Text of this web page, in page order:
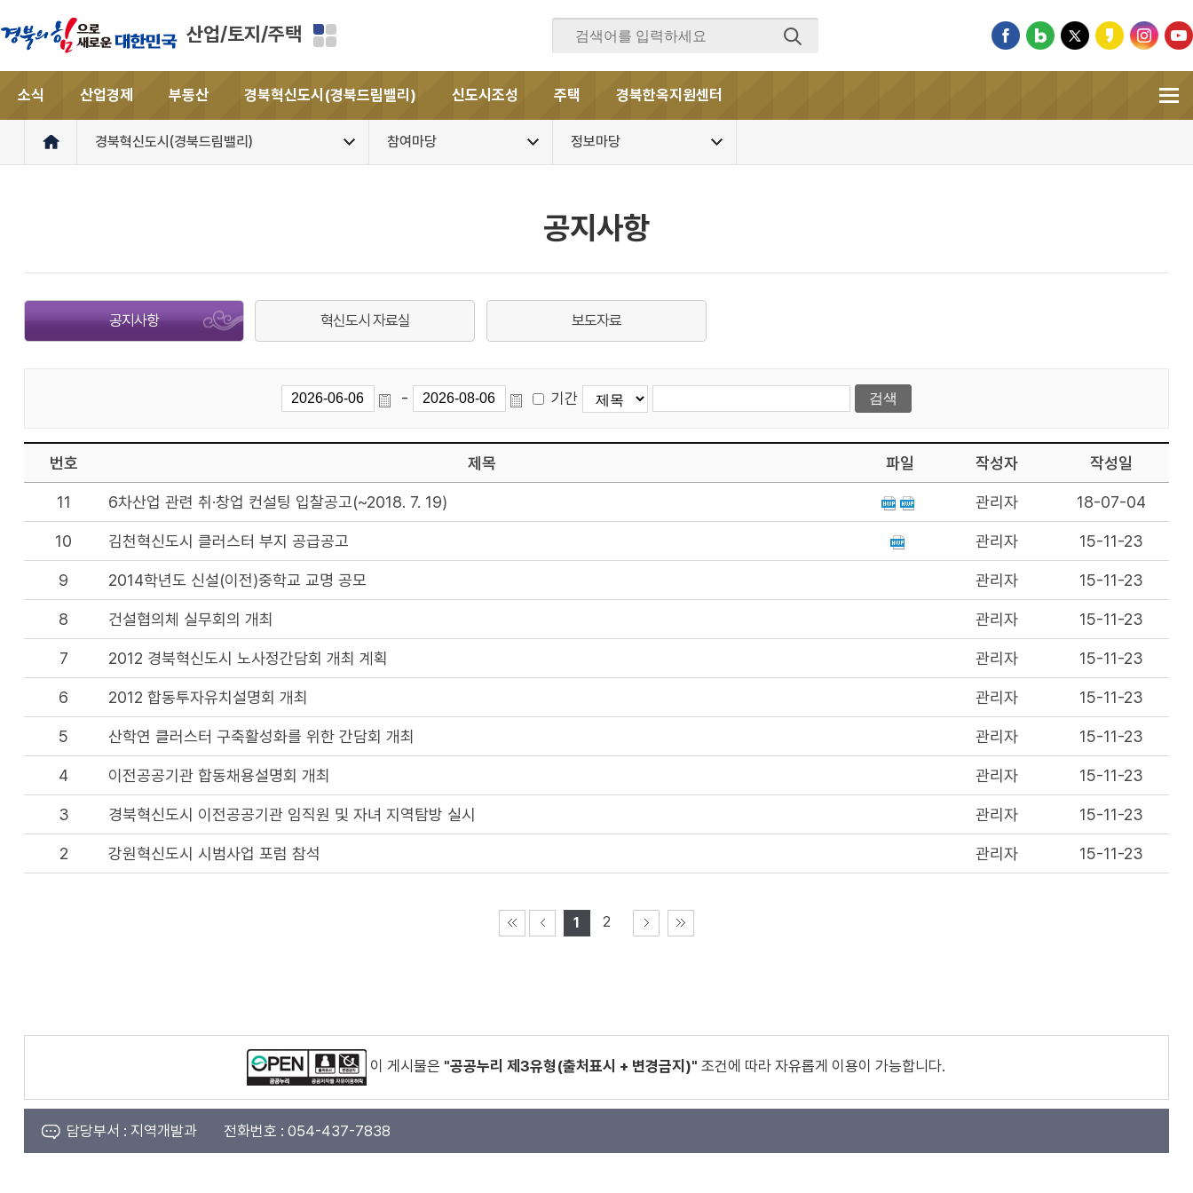
산업/토지/주택
소식 산업경제 부동산 경북혁신도시(경북드림밸리) 신도시조성 주택 경북한옥지원센터
경북혁신도시(경북드림밸리) 참여마당 정보마당
공지사항
공지사항 혁신도시 자료실 보도자료
- 기간
번호 제목 파일 작성자 작성일
11 6차산업 관련 취·창업 컨설팅 입찰공고(~2018. 7. 19) 관리자 18-07-04
10 김천혁신도시 클러스터 부지 공급공고 관리자 15-11-23
9 2014학년도 신설(이전)중학교 교명 공모 관리자 15-11-23
8 건설협의체 실무회의 개최 관리자 15-11-23
7 2012 경북혁신도시 노사정간담회 개최 계획 관리자 15-11-23
6 2012 합동투자유치설명회 개최 관리자 15-11-23
5 산학연 클러스터 구축활성화를 위한 간담회 개최 관리자 15-11-23
4 이전공공기관 합동채용설명회 개최 관리자 15-11-23
3 경북혁신도시 이전공공기관 임직원 및 자녀 지역탐방 실시 관리자 15-11-23
2 강원혁신도시 시범사업 포럼 참석 관리자 15-11-23
1 2
이 게시물은 "공공누리 제3유형(출처표시 + 변경금지)" 조건에 따라 자유롭게 이용이 가능합니다.
담당부서 : 지역개발과 전화번호 : 054-437-7838